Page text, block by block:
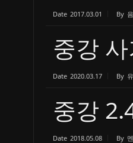
Date 2017.03.01 By
중강
Date 2020.03.17 By
중강
Date 2018.05.08 By